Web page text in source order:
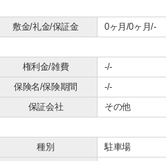
敷金/礼金/保証金
0ヶ月/0ヶ月/-
権利金/雑費
-/-
保険名/保険期間
-/-
保証会社
その他
種別
駐車場